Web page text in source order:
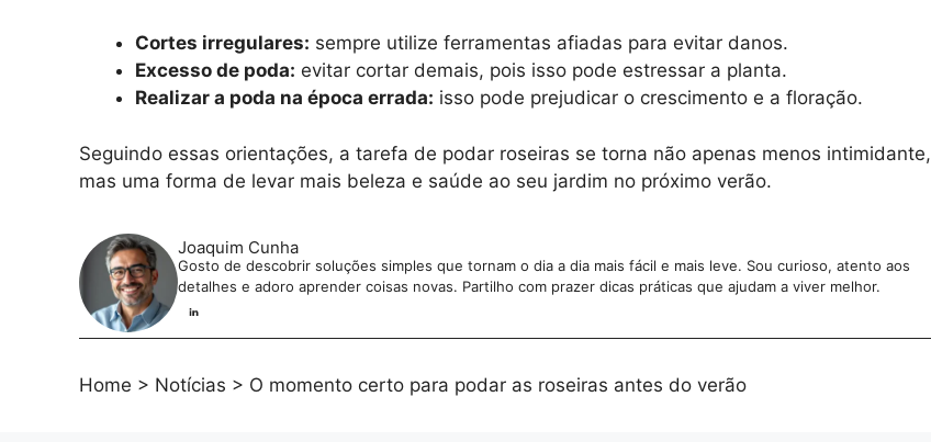
Cortes irregulares: sempre utilize ferramentas afiadas para evitar danos.
Excesso de poda: evitar cortar demais, pois isso pode estressar a planta.
Realizar a poda na época errada: isso pode prejudicar o crescimento e a floração.
Seguindo essas orientações, a tarefa de podar roseiras se torna não apenas menos intimidante,
mas uma forma de levar mais beleza e saúde ao seu jardim no próximo verão.
Joaquim Cunha
Gosto de descobrir soluções simples que tornam o dia a dia mais fácil e mais leve. Sou curioso, atento aos
detalhes e adoro aprender coisas novas. Partilho com prazer dicas práticas que ajudam a viver melhor.
Home > Notícias > O momento certo para podar as roseiras antes do verão